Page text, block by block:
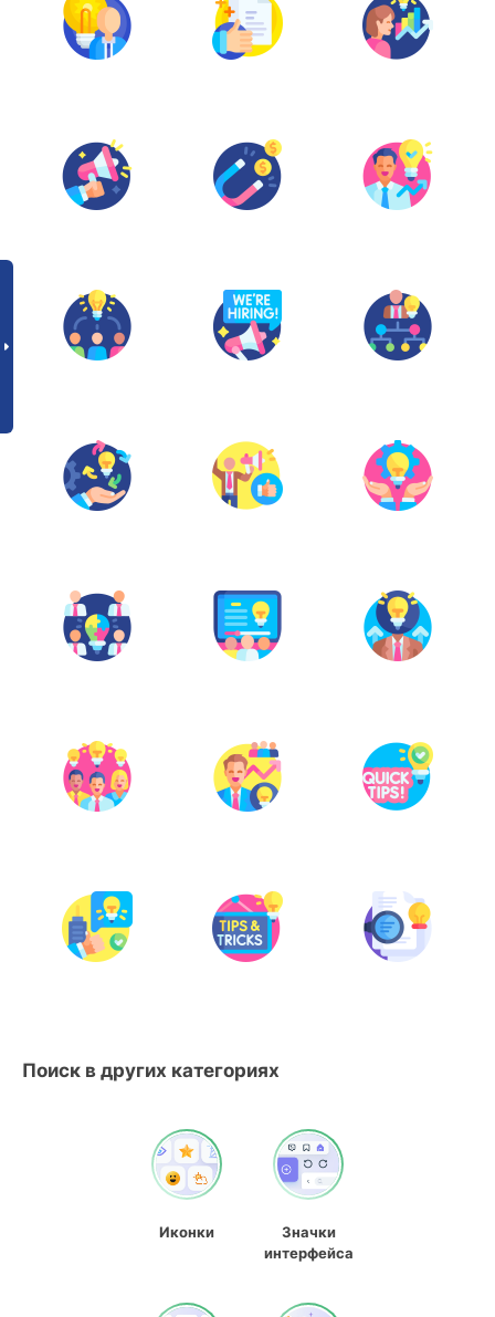
Поиск в других категориях
Иконки
Значки
интерфейса